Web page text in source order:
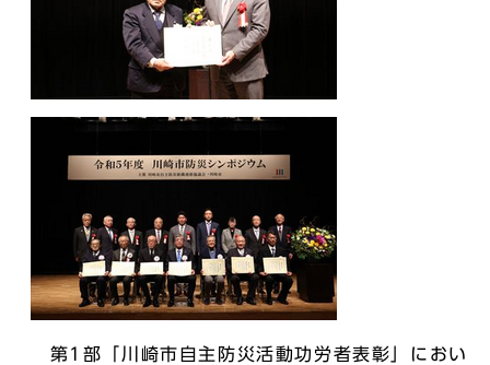
第1部「川崎市自主防災活動功労者表彰」におい